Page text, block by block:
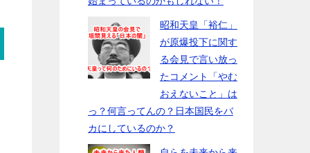
昭和天皇「裕仁」
が原爆投下に関す
る会見で言い放っ
たコメント「やむ
おえないこと」は
っ？何言ってんの？日本国民をバ
カにしているのか？